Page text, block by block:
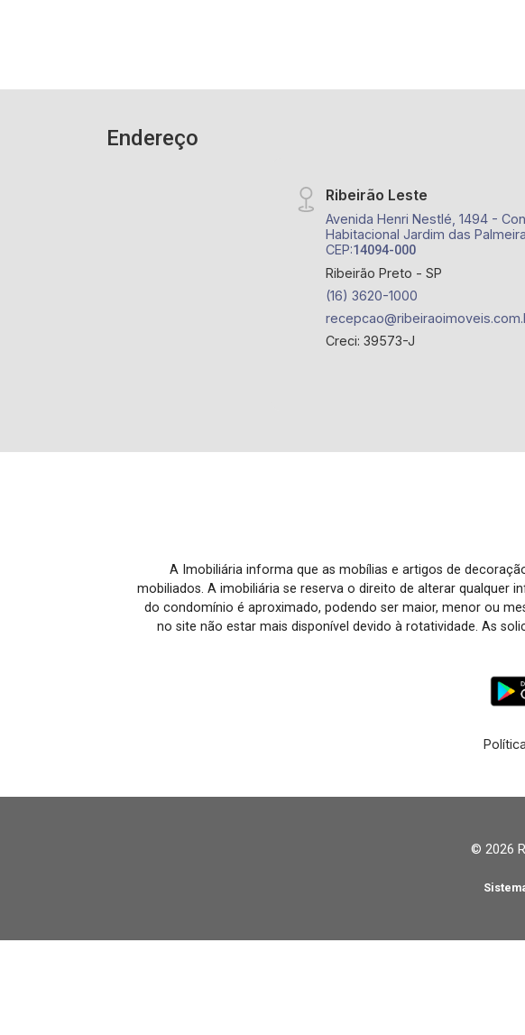
Endereço
Ribeirão Leste
Avenida Henri Nestlé, 1494 -
Habitacional Jardim das
CEP:14094-000
Ribeirão Preto - SP
(16) 3620-1000
Creci: 39573-J
A Imobiliária informa que as mobílias e artigos de
mobiliados. A imobiliária se reserva o direito de alterar qualquer
do condomínio é aproximado, podendo ser maior, menor ou
no site não estar mais disponível devido à rotatividade. As
© 2026